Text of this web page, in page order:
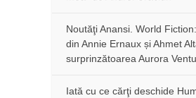
Noutăţi Anansi. World
din Annie Ernaux și Ahmet
surprinzătoarea Aurora
Iată cu ce cărţi deschide